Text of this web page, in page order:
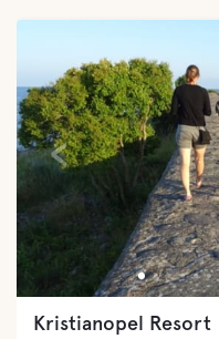
‹
Kristianopel Resort